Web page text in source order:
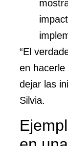
“El
en
dejar las
Silvia.